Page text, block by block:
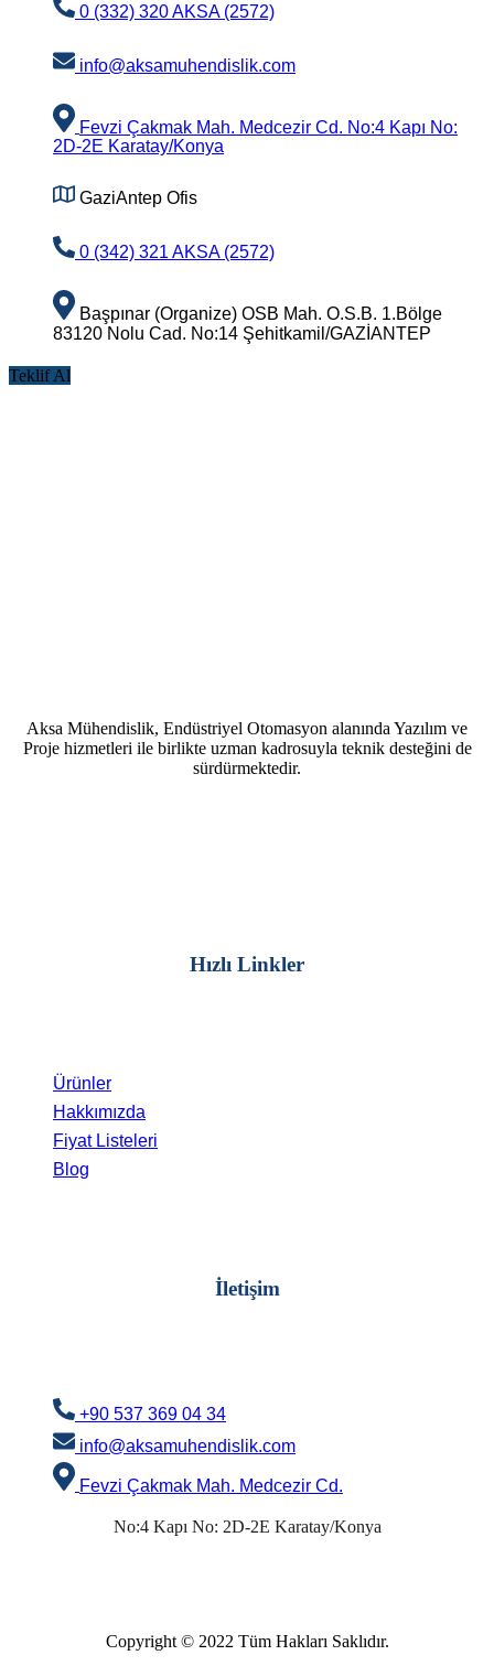
0 (332) 320 AKSA (2572)
info@aksamuhendislik.com
Fevzi Çakmak Mah. Medcezir Cd. No:4 Kapı No:
2D-2E Karatay/Konya
GaziAntep Ofis
0 (342) 321 AKSA (2572)
Başpınar (Organize) OSB Mah. O.S.B. 1.Bölge
83120 Nolu Cad. No:14 Şehitkamil/GAZİANTEP
Teklif Al
Aksa Mühendislik, Endüstriyel Otomasyon alanında Yazılım ve
Proje hizmetleri ile birlikte uzman kadrosuyla teknik desteğini de
sürdürmektedir.
Hızlı Linkler
Ürünler
Hakkımızda
Fiyat Listeleri
Blog
İletişim
+90 537 369 04 34
info@aksamuhendislik.com
Fevzi Çakmak Mah. Medcezir Cd.
No:4 Kapı No: 2D-2E Karatay/Konya
Copyright © 2022 Tüm Hakları Saklıdır.